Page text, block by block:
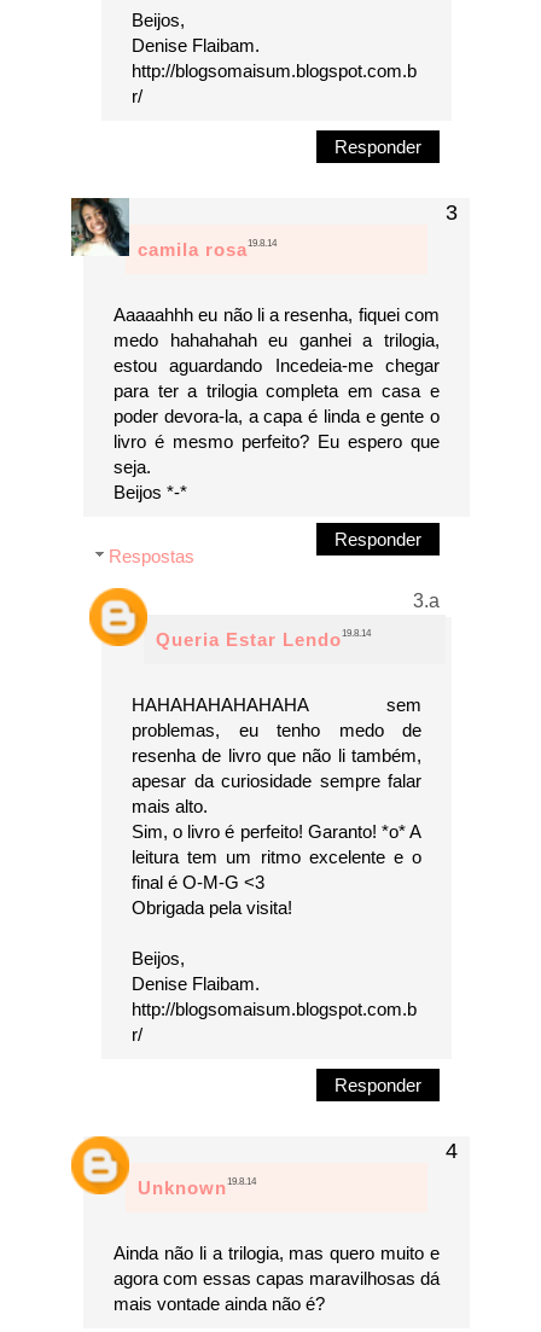
Beijos,
Denise Flaibam.
http://blogsomaisum.blogspot.com.b
r/
Responder
camila rosa19.8.14
Aaaaahhh eu não li a resenha, fiquei com
medo hahahahah eu ganhei a trilogia,
estou aguardando Incedeia-me chegar
para ter a trilogia completa em casa e
poder devora-la, a capa é linda e gente o
livro é mesmo perfeito? Eu espero que
seja.
Beijos *-*
Responder
Respostas
Queria Estar Lendo19.8.14
HAHAHAHAHAHAHA sem
problemas, eu tenho medo de
resenha de livro que não li também,
apesar da curiosidade sempre falar
mais alto.
Sim, o livro é perfeito! Garanto! *o* A
leitura tem um ritmo excelente e o
final é O-M-G <3
Obrigada pela visita!
Beijos,
Denise Flaibam.
http://blogsomaisum.blogspot.com.b
r/
Responder
Unknown19.8.14
Ainda não li a trilogia, mas quero muito e
agora com essas capas maravilhosas dá
mais vontade ainda não é?